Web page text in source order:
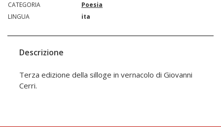
CATEGORIA
Poesia
LINGUA
ita
Descrizione
Terza edizione della silloge in vernacolo di Giovanni
Cerri.